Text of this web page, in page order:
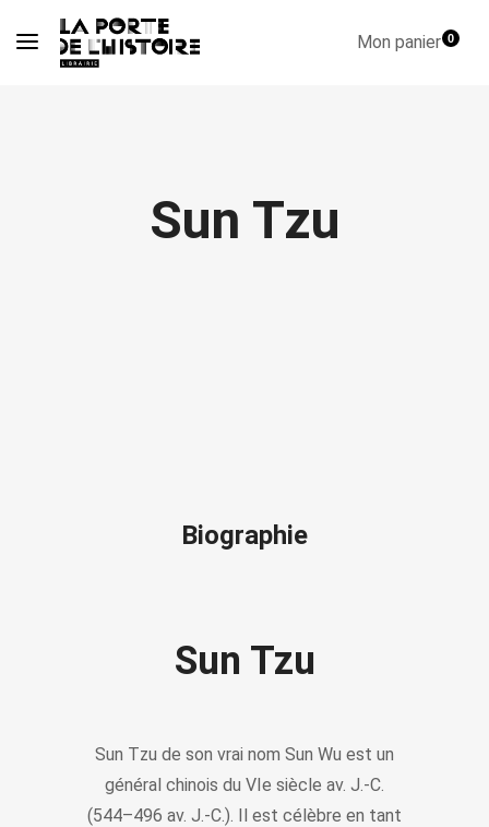
Mon panier0
Sun Tzu
Biographie
Sun Tzu
Sun Tzu de son vrai nom Sun Wu est un
général chinois du VIe siècle av. J.-C.
(544–496 av. J.-C.). Il est célèbre en tant